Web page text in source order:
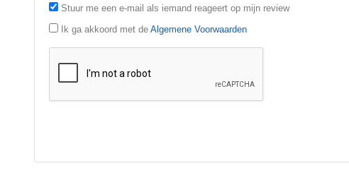
Stuur me een e-mail als iemand reageert op mijn review
Ik ga akkoord met de Algemene Voorwaarden